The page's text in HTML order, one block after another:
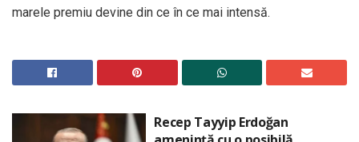
marele premiu devine din ce în ce mai intensă.
Recep Tayyip Erdoğan